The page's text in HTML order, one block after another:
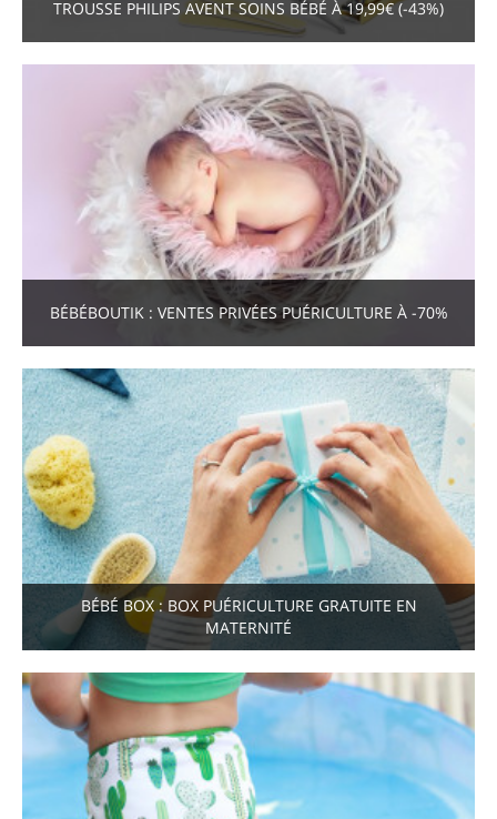
TROUSSE PHILIPS AVENT SOINS BÉBÉ À 19,99€ (-43%)
BÉBÉBOUTIK : VENTES PRIVÉES PUÉRICULTURE À -70%
BÉBÉ BOX : BOX PUÉRICULTURE GRATUITE EN
MATERNITÉ